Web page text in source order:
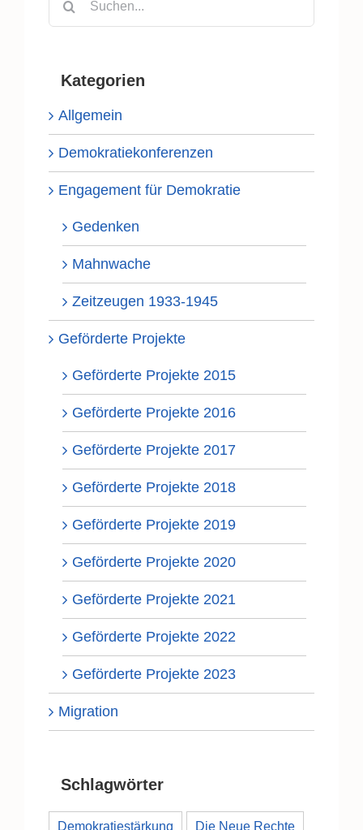
nach:
Kategorien
Allgemein
Demokratiekonferenzen
Engagement für Demokratie
Gedenken
Mahnwache
Zeitzeugen 1933-1945
Geförderte Projekte
Geförderte Projekte 2015
Geförderte Projekte 2016
Geförderte Projekte 2017
Geförderte Projekte 2018
Geförderte Projekte 2019
Geförderte Projekte 2020
Geförderte Projekte 2021
Geförderte Projekte 2022
Geförderte Projekte 2023
Migration
Schlagwörter
Demokratiestärkung Die Neue Rechte